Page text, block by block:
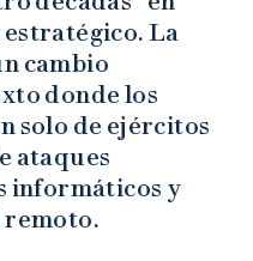
La
cambio
donde los
solo de ejércitos
ataques
informáticos y
remoto.